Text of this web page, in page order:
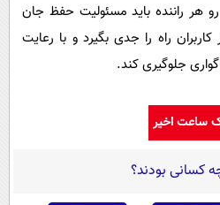
رو هر راننده باید مسئولیت حفظ جان
راه را جدی بگیرد و با رعایت
جلوگیری کند.
ساعت اخیر
بودند؟